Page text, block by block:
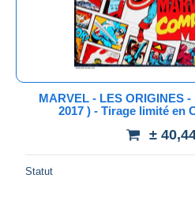
Virement bancaire
Visa
Mastercard
Bancontact
iDeal
MARVEL - LES ORIGINES
2017 ) - Tirage limité en
±
Statut